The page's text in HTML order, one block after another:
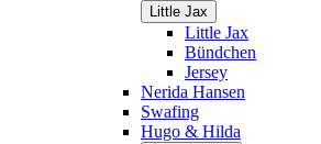
Little Jax
Little Jax
Bündchen
Jersey
Nerida Hansen
Swafing
Hugo & Hilda